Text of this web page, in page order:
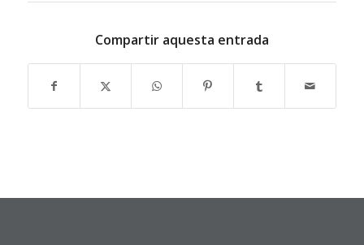
Compartir aquesta entrada